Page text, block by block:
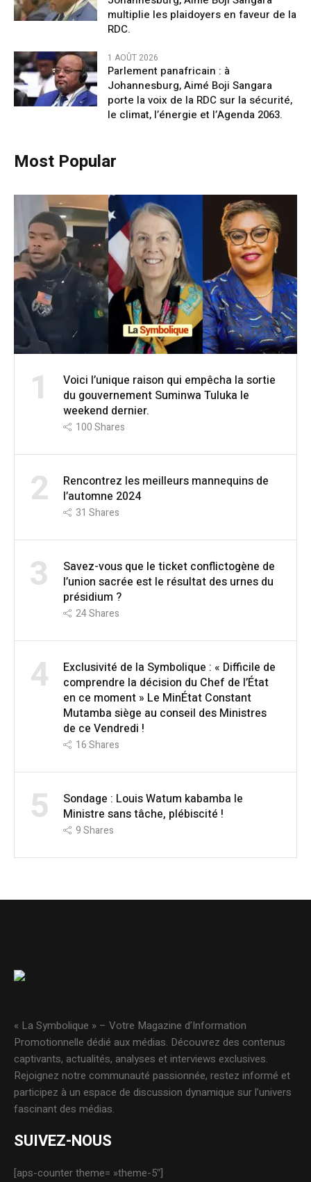
multiplie les plaidoyers en faveur de la
RDC.
1 AOÛT 2026
Parlement panafricain : à
Johannesburg, Aimé Boji Sangara
porte la voix de la RDC sur la sécurité,
le climat, l’énergie et l’Agenda 2063.
Most Popular
1
Voici l’unique raison qui empêcha la sortie
du gouvernement Suminwa Tuluka le
weekend dernier.
100Shares
2
Rencontrez les meilleurs mannequins de
l’automne 2024
31 Shares
3
Savez-vous que le ticket conflictogène de
l’union sacrée est le résultat des urnes du
présidium ?
24Shares
4
Exclusivité de la Symbolique : « Difficile de
comprendre la décision du Chef de l’État
en ce moment » Le MinÉtat Constant
Mutamba siège au conseil des Ministres
de ce Vendredi !
16Shares
5
Sondage : Louis Watum kabamba le
Ministre sans tâche, plébiscité !
9Shares
« La Symbolique » – Votre Magazine d’Information
Promotionnelle dédié aux médias. Découvrez des contenus
captivants, actualités, analyses et interviews exclusives.
Rejoignez notre communauté passionnée, restez informé et
participez à un espace de discussion dynamique sur l’univers
fascinant des médias.
SUIVEZ-NOUS
[aps-counter theme= »theme-5″]